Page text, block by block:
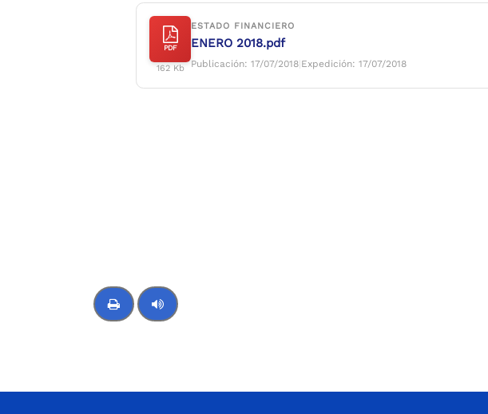
PDF
162 Kb
ESTADO FINANCIERO
ENERO 2018.pdf
Publicación: 17/07/2018|Expedición: 17/07/2018